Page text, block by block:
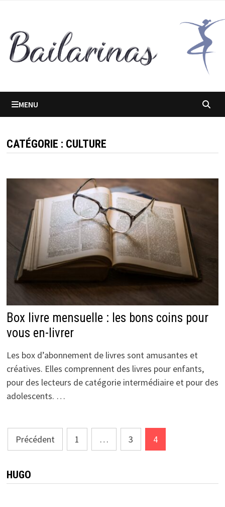
contenu
MENU
CATÉGORIE : CULTURE
Box livre mensuelle : les bons coins pour
vous en-livrer
Les box d’abonnement de livres sont amusantes et
créatives. Elles comprennent des livres pour enfants,
pour des lecteurs de catégorie intermédiaire et pour des
adolescents. …
Pagination
des
publications
Précédent 1 … 3 4
HUGO